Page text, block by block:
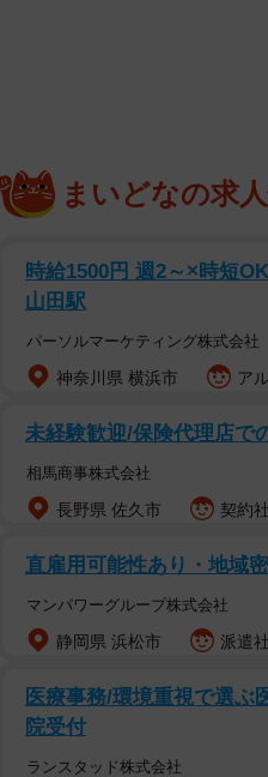
まいどなの求
時給1500円 週2～×時短
山田駅
パーソルマーケティング株式会社
神奈川県 横浜市 ア
未経験歓迎/保険代理店で
相馬商事株式会社
長野県 佐久市 契約
直雇用可能性あり・地域
マンパワーグループ株式会社
静岡県 浜松市 派遣
医療事務/環境重視で選ぶ
院受付
ランスタッド株式会社